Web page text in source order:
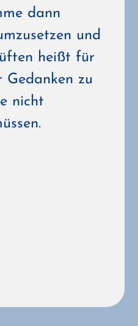
dann
und
heißt für
Gedanken zu
nicht